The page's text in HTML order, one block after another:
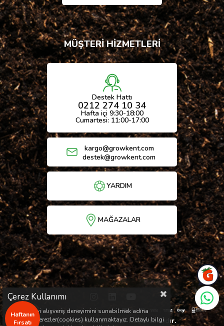
MÜŞTERİ HİZMETLERİ
Destek Hattı
0212 274 10 34
Hafta içi 9:30-18:00
Cumartesi: 11:00-17:00
kargo@growkent.com
destek@growkent.com
YARDIM
MAĞAZALAR
Haftanın
Fırsatı
© Copyright 2026 / Her hakkı saklıdır.
Çerez Kullanımı
Sizlere en iyi alışveriş deneyimini sunabilmek adına
sitemizde çerezler(cookies) kullanmaktayız. Detaylı bilgi